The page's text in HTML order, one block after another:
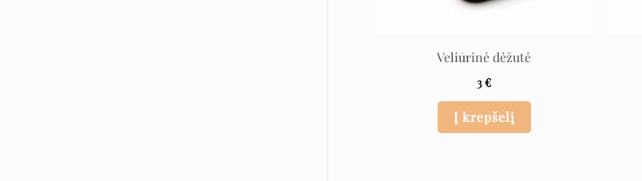
Veliūrinė dėžutė
3€
Į krepšelį